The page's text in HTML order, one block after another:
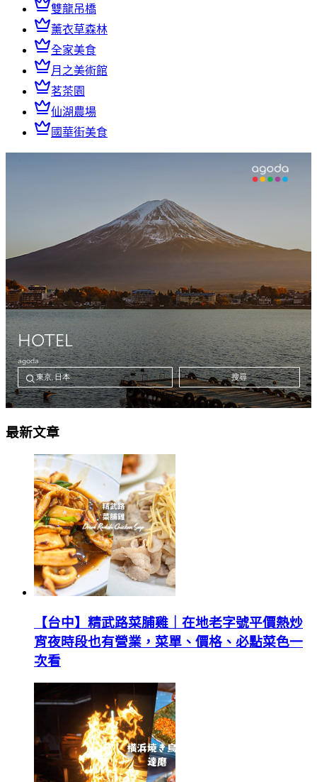
雙龍吊橋
薰衣草森林
全家美食
月之美術館
茗茶園
仙湖農場
國華街美食
最新文章
【台中】精武路菜脯雞｜在地老字號平價熱炒
宵夜時段也有營業，菜單、價格、必點菜色一
次看